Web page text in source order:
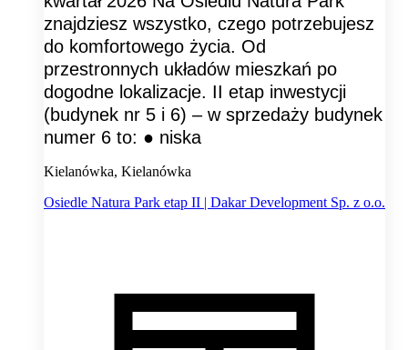
znajdziesz wszystko, czego potrzebujesz
do komfortowego życia. Od
przestronnych układów mieszkań po
dogodne lokalizacje. II etap inwestycji
(budynek nr 5 i 6) – w sprzedaży budynek
numer 6 to: ● niska
Kielanówka, Kielanówka
Osiedle Natura Park etap II | Dakar Development Sp. z o.o.